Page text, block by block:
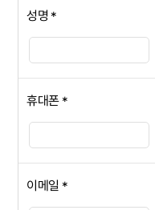
성명 *
휴대폰 *
이메일 *